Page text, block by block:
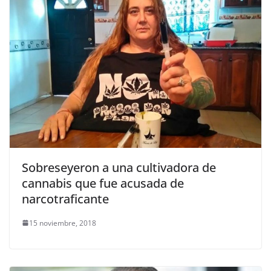
Sobreseyeron a una cultivadora de
cannabis que fue acusada de
narcotraficante
15 noviembre, 2018